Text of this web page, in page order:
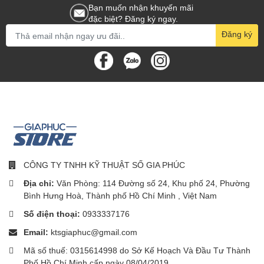
Bạn muốn nhận khuyến mãi
đặc biệt? Đăng ký ngay.
Đăng ký
CÔNG TY TNHH KỸ THUẬT SỐ GIA PHÚC
Địa chỉ: Văn Phòng: 114 Đường số 24, Khu phố 24, Phường
Bình Hưng Hoà, Thành phố Hồ Chí Minh , Việt Nam
Số điện thoại: 0933337176
Email: ktsgiaphuc@gmail.com
Mã số thuế: 0315614998 do Sở Kế Hoạch Và Đầu Tư Thành